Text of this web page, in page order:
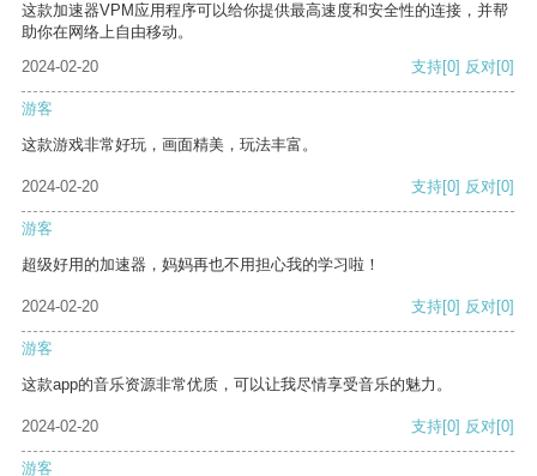
这款加速器VPM应用程序可以给你提供最高速度和安全性的连接，并帮
助你在网络上自由移动。
2024-02-20
支持[0] 反对[0]
游客
这款游戏非常好玩，画面精美，玩法丰富。
2024-02-20 支持[0] 反对[0]
游客
超级好用的加速器，妈妈再也不用担心我的学习啦！
2024-02-20 支持[0] 反对[0]
游客
这款app的音乐资源非常优质，可以让我尽情享受音乐的魅力。
2024-02-20 支持[0] 反对[0]
游客